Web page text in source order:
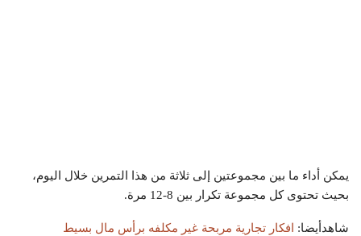
يمكن أداء ما بين مجموعتين إلى ثلاثة من هذا التمرين خلال اليوم،
بحيث تحتوى كل مجموعة تكرار بين 8-12 مرة.
شاهدأيضا: افكار تجارية مربحة غير مكلفه برأس مال بسيط